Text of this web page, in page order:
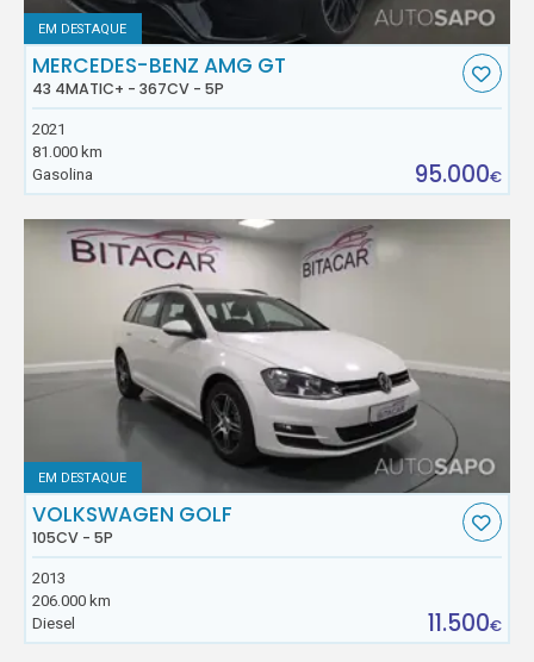
EM DESTAQUE
MERCEDES-BENZ AMG GT
43 4MATIC+ - 367CV - 5P
2021
81.000 km
Gasolina
95.000€
EM DESTAQUE
VOLKSWAGEN GOLF
105CV - 5P
2013
206.000 km
Diesel
11.500€